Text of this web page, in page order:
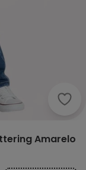
Amarelo